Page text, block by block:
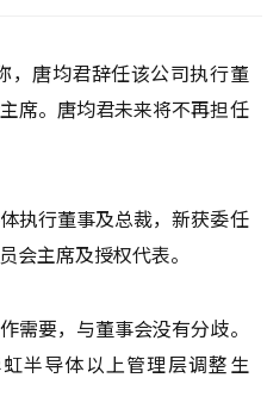
，唐均君辞任该公司执行董
席。唐均君未来将不再担任
执行董事及总裁，新获委任
会主席及授权代表。
需要，与董事会没有分歧。
半导体以上管理层调整生